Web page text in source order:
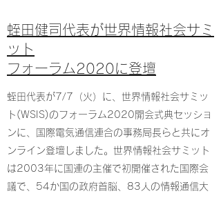
蛭田健司代表が世界情報社会サミ
ット
フォーラム2020に登壇
蛭田代表が7/7（火）に、世界情報社会サミッ
ト(WSIS)のフォーラム2020開会式典セッショ
ンに、国際電気通信連合の事務局長らと共にオ
ンライン登壇しました。世界情報社会サミット
は2003年に国連の主催で初開催された国際会
議で、54か国の政府首脳、83人の情報通信大